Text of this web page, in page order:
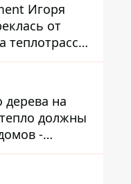
Игоря
от
теплотрассы
на
должны
-